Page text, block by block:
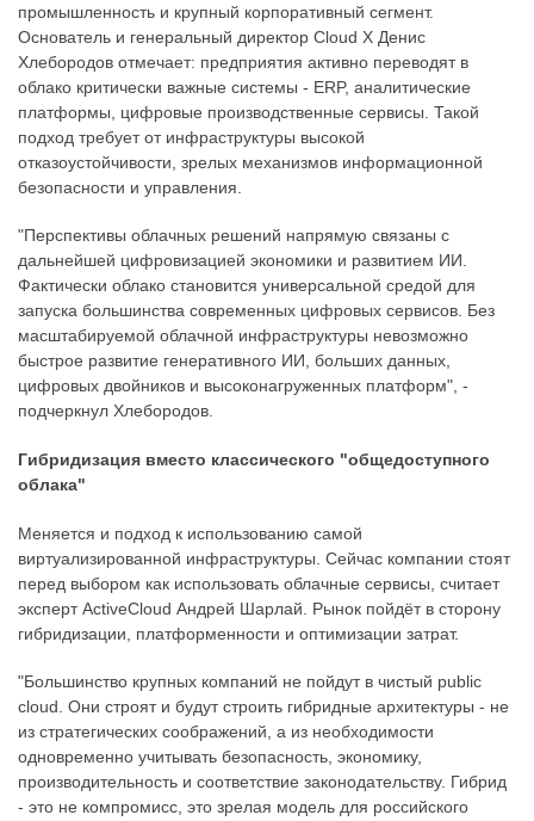
промышленность и крупный корпоративный сегмент.
Основатель и генеральный директор Cloud X Денис
Хлебородов отмечает: предприятия активно переводят в
облако критически важные системы - ERP, аналитические
платформы, цифровые производственные сервисы. Такой
подход требует от инфраструктуры высокой
отказоустойчивости, зрелых механизмов информационной
безопасности и управления.
"Перспективы облачных решений напрямую связаны с
дальнейшей цифровизацией экономики и развитием ИИ.
Фактически облако становится универсальной средой для
запуска большинства современных цифровых сервисов. Без
масштабируемой облачной инфраструктуры невозможно
быстрое развитие генеративного ИИ, больших данных,
цифровых двойников и высоконагруженных платформ", -
подчеркнул Хлебородов.
Гибридизация вместо классического "общедоступного
облака"
Меняется и подход к использованию самой
виртуализированной инфраструктуры. Сейчас компании стоят
перед выбором как использовать облачные сервисы, считает
эксперт ActiveCloud Андрей Шарлай. Рынок пойдёт в сторону
гибридизации, платформенности и оптимизации затрат.
"Большинство крупных компаний не пойдут в чистый public
cloud. Они строят и будут строить гибридные архитектуры - не
из стратегических соображений, а из необходимости
одновременно учитывать безопасность, экономику,
производительность и соответствие законодательству. Гибрид
- это не компромисс, это зрелая модель для российского